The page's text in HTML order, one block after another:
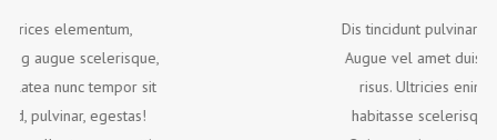
Dis tincidunt pulvinar? Purus, cras, sagittis!
Augue vel amet duis tortor sit est, lectus
risus. Ultricies enim placerat, ultrices
habitasse scelerisque lorem tincidunt?